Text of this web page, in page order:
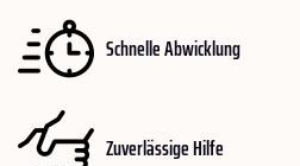
Schnelle Abwicklung
Zuverlässige Hilfe